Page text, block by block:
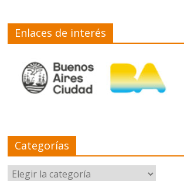
Enlaces de interés
Categorías
Categorías